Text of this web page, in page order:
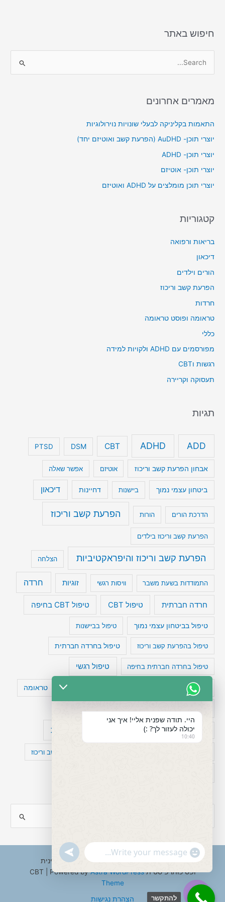
חיפוש באתר
r
o
r
:
מאמרים אחרונים
התאמות בקליניקה לבעלי שונויות נוירולוגיות
יוצרי תוכן- AuDHD (הפרעת קשב ואוטיזם יחד)
יוצרי תוכן- ADHD
יוצרי תוכן- אוטיזם
יוצרי תוכן מומלצים על ADHD ואוטיזם
קטגוריות
בריאות ורפואה
דיכאון
הורים וילדים
הפרעת קשב וריכוז
חרדות
טראומה ופוסט טראומה
כללי
מפורסמים עם ADHD ולקויות למידה
רגשות וCBT
תעסוקה וקריירה
תגיות
ADD
ADHD
CBT
DSM
PTSD
אבחון הפרעת קשב וריכוז אוטיזם אפשר שאלה
ביטחון עצמי נמוך ביישנות דחיינות דיכאון
הדרכת הורים הורות הפרעת קשב וריכוז
הפרעת קשב וריכוז בילדים
הפרעת קשב וריכוז והיפראקטיביות הצלחה
התמודדות בשעת משבר וויסות רגשי זוגיות חרדה
חרדה חברתית טיפול CBT טיפול CBT בחיפה
טיפול בביטחון עצמי נמוך טיפול בביישנות
טיפול בהפרעת קשב וריכוז טיפול בחרדה חברתית
טיפול בחרדה חברתית בחיפה טיפול רגשי
טיפול תרופתי להפרעת קשב טעויות חשיבה טראומה
מפורסמים עם הפרעת קשב עיצות
קומורבידיות להפרעת קשב וריכוז
a
c
f
Copyright © 2026 ענבל טננבאום - עו"ס קלינית
ופסיכותרפיסטית CBT | Powered byAstra WordPress
Theme
הצהרת נגישות
להתקשר
היי. תודה שפנית אליי! איך אני
יכולה לעזור לך? :)
10:40
"+chaty_settings.lang.emoji_picker+"
WhatsApp
undefined